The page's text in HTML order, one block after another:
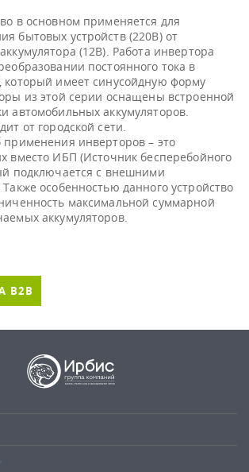
в основном применяется для
бытовых устройств (220В) от
(12В). Работа инвертора
постоянного тока в
который имеет синусойдную форму
из этой серии оснащены встроенной
автомобильных аккумуляторов.
от городской сети.
инверторов – это
вместо ИБП (Источник бесперебойного
подключается с внешними
особенностью данного устройство
максимальной суммарной
B2B